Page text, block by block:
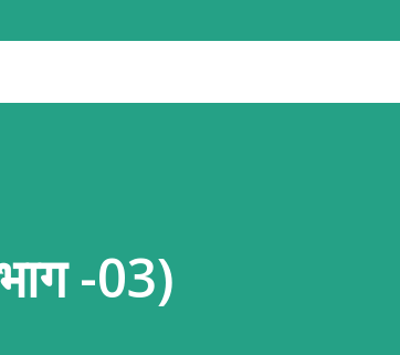
ओर बढ़ती हैं, दूर जाती हैं या आपस में
-03)